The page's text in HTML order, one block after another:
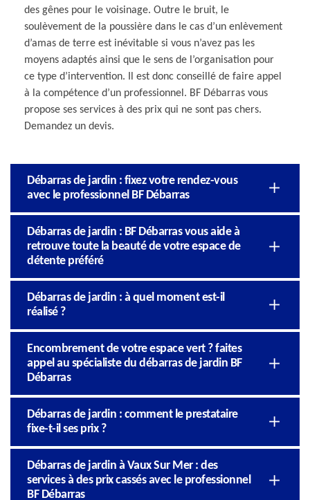
des gênes pour le voisinage. Outre le bruit, le
soulèvement de la poussière dans le cas d’un enlèvement
d’amas de terre est inévitable si vous n’avez pas les
moyens adaptés ainsi que le sens de l’organisation pour
ce type d’intervention. Il est donc conseillé de faire appel
à la compétence d’un professionnel. BF Débarras vous
propose ses services à des prix qui ne sont pas chers.
Demandez un devis.
Débarras de jardin : fixez votre rendez-vous
avec le professionnel BF Débarras
Débarras de jardin : BF Débarras vous aide à
retrouve toute la beauté de votre espace de
détente préféré
Débarras de jardin : à quel moment est-il
réalisé ?
Encombrement de votre espace vert ? faites
appel au spécialiste du débarras de jardin BF
Débarras
Débarras de jardin : comment le prestataire
fixe-t-il ses prix ?
Débarras de jardin à Vaux Sur Mer : des
services à des prix cassés avec le professionnel
BF Débarras